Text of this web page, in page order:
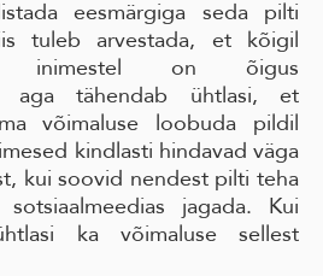
eesmärgiga seda pilti
tuleb arvestada, et kõigil
inimestel on õigus
aga tähendab ühtlasi, et
võimaluse loobuda pildil
kindlasti hindavad väga
kui soovid nendest pilti teha
jagada. Kui
ka võimaluse sellest